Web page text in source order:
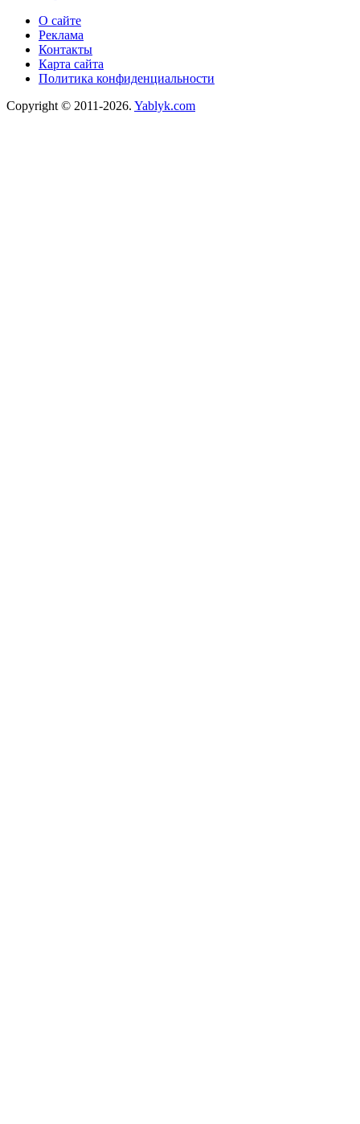
О сайте
Реклама
Контакты
Карта сайта
Политика конфиденциальности
Copyright © 2011-2026. Yablyk.сom